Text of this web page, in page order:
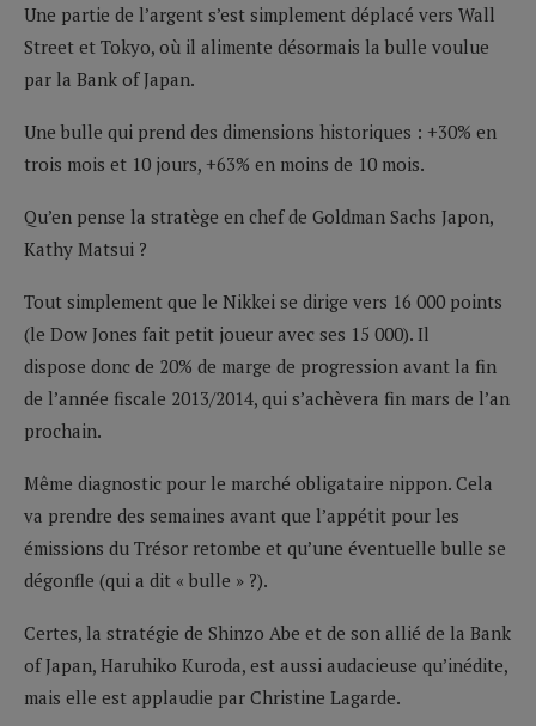
Une partie de l’argent s’est simplement déplacé vers Wall
Street et Tokyo, où il alimente désormais la bulle voulue
par la Bank of Japan.
Une bulle qui prend des dimensions historiques : +30% en
trois mois et 10 jours, +63% en moins de 10 mois.
Qu’en pense la stratège en chef de Goldman Sachs Japon,
Kathy Matsui ?
Tout simplement que le Nikkei se dirige vers 16 000 points
(le Dow Jones fait petit joueur avec ses 15 000). Il
dispose donc de 20% de marge de progression avant la fin
de l’année fiscale 2013/2014, qui s’achèvera fin mars de l’an
prochain.
Même diagnostic pour le marché obligataire nippon. Cela
va prendre des semaines avant que l’appétit pour les
émissions du Trésor retombe et qu’une éventuelle bulle se
dégonfle (qui a dit « bulle » ?).
Certes, la stratégie de Shinzo Abe et de son allié de la Bank
of Japan, Haruhiko Kuroda, est aussi audacieuse qu’inédite,
mais elle est applaudie par Christine Lagarde.